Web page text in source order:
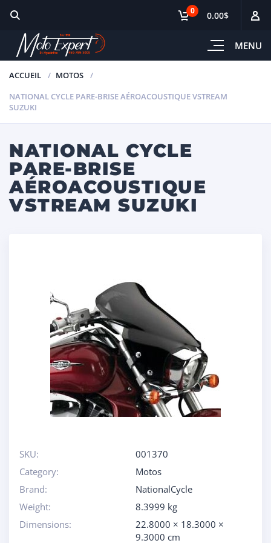
MENU
0 0.00$
ACCUEIL
MOTOS
NATIONAL CYCLE PARE-BRISE AÉROACOUSTIQUE VSTREAM
SUZUKI
NATIONAL CYCLE
PARE-BRISE
AÉROACOUSTIQUE
VSTREAM SUZUKI
SKU:
001370
Category:
Motos
Brand:
NationalCycle
Weight:
8.3999 kg
Dimensions:
22.8000 × 18.3000 ×
9.3000 cm